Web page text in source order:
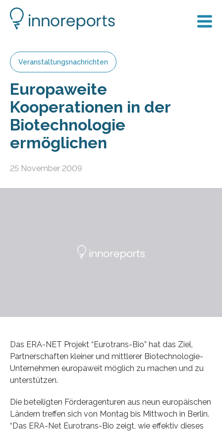
Veranstaltungsnachrichten
Europaweite
Kooperationen in der
Biotechnologie
ermöglichen
25 November 2009
Das ERA-NET Projekt “Eurotrans-Bio” hat das Ziel,
Partnerschaften kleiner und mittlerer Biotechnologie-
Unternehmen europaweit möglich zu machen und zu
unterstützen.
Die beteiligten Förderagenturen aus neun europäischen
Ländern treffen sich von Montag bis Mittwoch in Berlin.
“Das ERA-Net Eurotrans-Bio zeigt, wie effektiv dieses